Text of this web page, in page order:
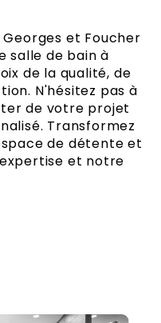
et Foucher
salle de bain à
de la qualité, de
N'hésitez pas à
de votre projet
Transformez
de détente et
et notre